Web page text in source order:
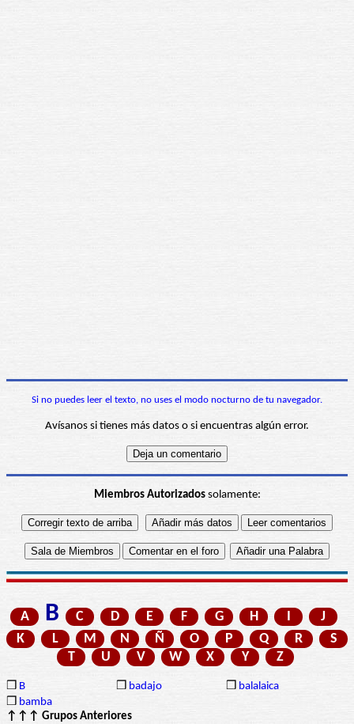
Si no puedes leer el texto, no uses el modo nocturno de tu navegador.
Avísanos si tienes más datos o si encuentras algún error.
Miembros Autorizadossolamente:
A B C D E F G H I
J
K
L M N Ñ O P Q R
S
T
U V W X Y Z
❒ B ❒ badajo ❒ balalaica
❒ bamba
↑↑↑ Grupos Anteriores